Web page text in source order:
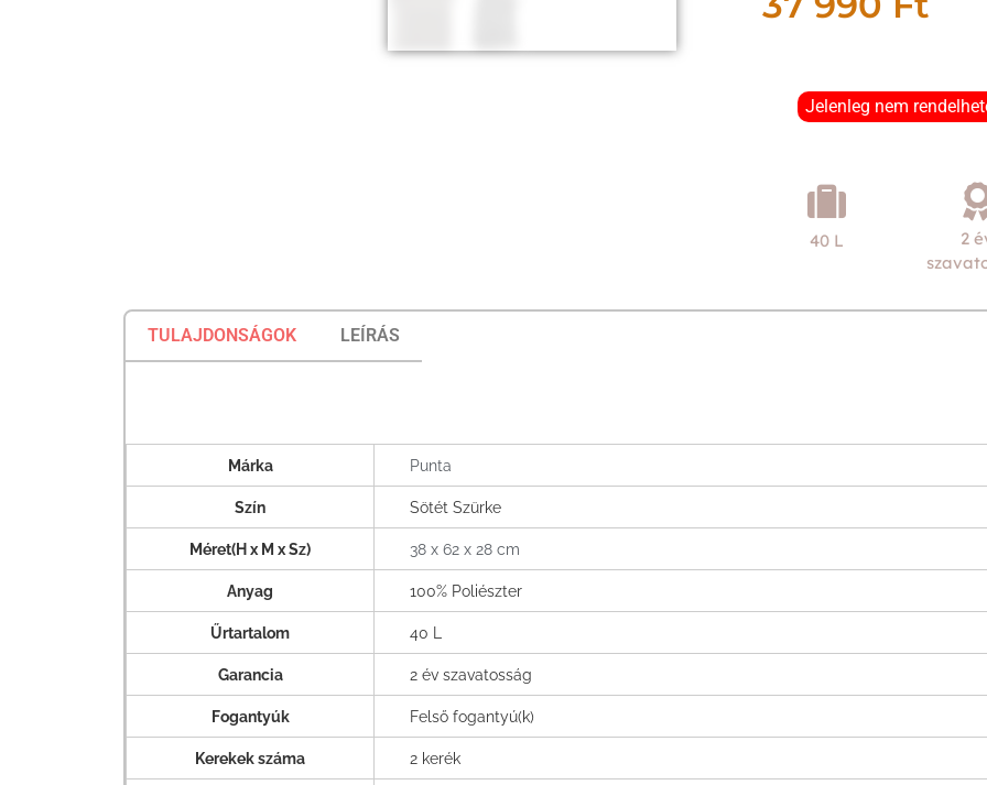
Jelenleg nem
40 L
2
TULAJDONSÁGOK LEÍRÁS
Márka Punta
Szín Sötét Szürke
Méret(H x M x Sz) 38 x 62 x 28 cm
Anyag 100% Poliészter
Űrtartalom 40 L
Garancia 2 év szavatosság
Fogantyúk Felső fogantyú(k)
Kerekek száma 2 kerék